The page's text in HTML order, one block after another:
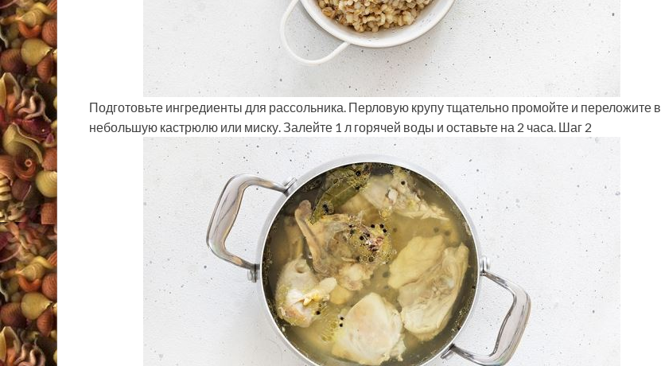
Подготовьте ингредиенты для рассольника. Перловую крупу тщательно промойте и переложите в
небольшую кастрюлю или миску. Залейте 1 л горячей воды и оставьте на 2 часа. Шаг 2